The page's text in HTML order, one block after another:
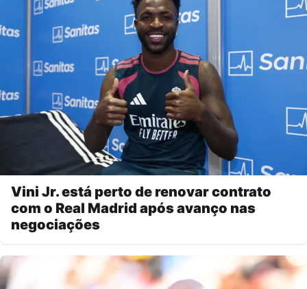
Vini Jr. está perto de renovar contrato
com o Real Madrid após avanço nas
negociações